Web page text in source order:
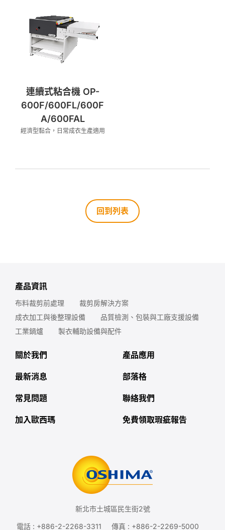
連續式粘合機 OP-
600F/600FL/600F
A/600FAL
經濟型黏合，日常成衣生產適用
回到列表
產品資訊
布料裁剪前處理
裁剪房解決方案
成衣加工與後整理設備
品質檢測、包裝與工廠支援設備
工業鍋爐
製衣輔助設備與配件
關於我們 產品應用
最新消息 部落格
常見問題 聯絡我們
加入歐西瑪 免費領取瑕疵報告
新北市土城區民生街2號
電話 : +886-2-2268-3311 傳真 : +886-2-2269-5000